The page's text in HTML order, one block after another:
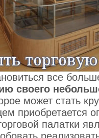
все
своего
может стать
приобретается
палатки